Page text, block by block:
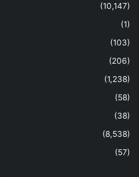
(10,147)
(1)
(103)
(206)
(1,238)
(58)
(38)
(8,538)
(57)